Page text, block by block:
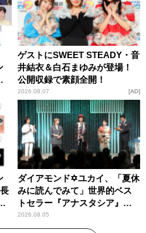
ゲストにSWEET STEADY・音
井結衣＆白石まゆみが登場！
公開収録で素顔全開！
2026.08.07 AD
ダイアモンド✡ユカイ、「夏休
みに読んでみて」世界的ベス
トセラー『アナスタシア』を
紹介
2026.08.05